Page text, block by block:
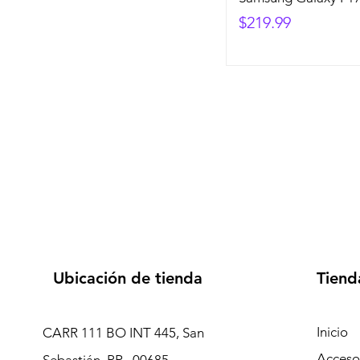
Precio
$219.99
Ubicación de tienda
CARR 111 BO INT 445, San
Inicio